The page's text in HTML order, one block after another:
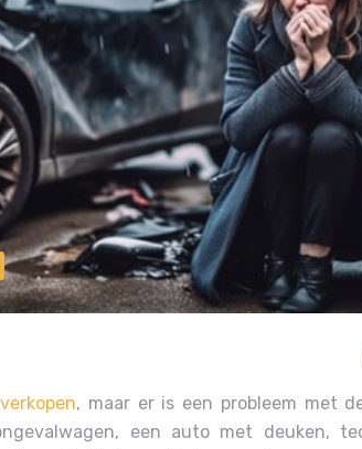
, maar er is een probleem met
een auto met deuken,